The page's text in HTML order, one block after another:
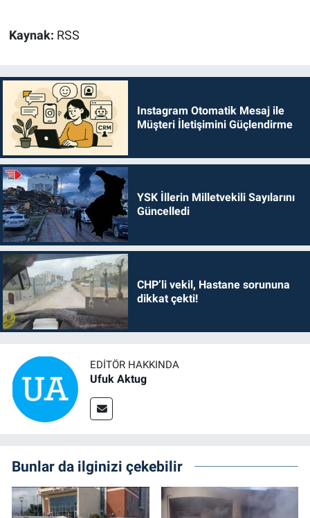
Kaynak: RSS
Instagram Otomatik Mesaj ile
Müşteri İletişimini Güçlendirme
YSK İllerin Milletvekili Sayılarını
Güncelledi
CHP’li vekil, Hastane sorununa
dikkat çekti!
EDITÖR HAKKINDA
Ufuk Aktug
Bunlar da ilginizi çekebilir